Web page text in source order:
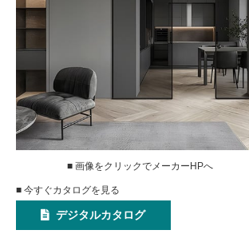
■ 画像をクリックでメーカーHPへ
■ 今すぐカタログを見る
デジタルカタログ